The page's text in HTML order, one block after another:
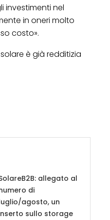
investimenti nel
in oneri molto
costo».
è già redditizia
allegato al
di
agosto, un
sullo storage